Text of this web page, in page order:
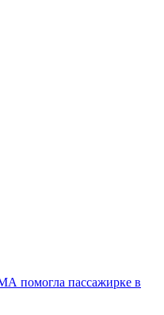
помогла пассажирке в